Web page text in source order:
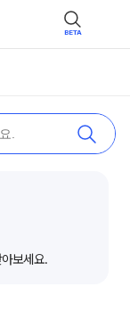
BETA
보세요.